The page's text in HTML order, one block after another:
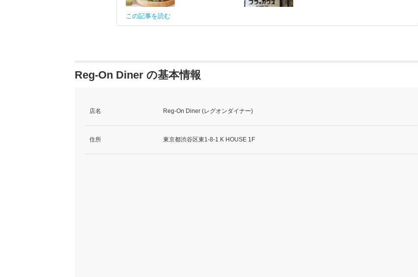
この記事を読む
Reg-On Diner の基本情報
店名 Reg-On Diner (レグオンダイナー)
住所 東京都渋谷区東1-8-1 K HOUSE 1F